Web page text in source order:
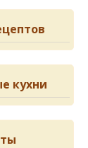
кухни